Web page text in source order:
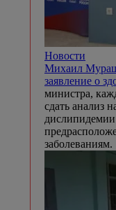
Новости
Михаил
заявление о
министра,
сдать анализ
дислипидемии
заболеваниям.